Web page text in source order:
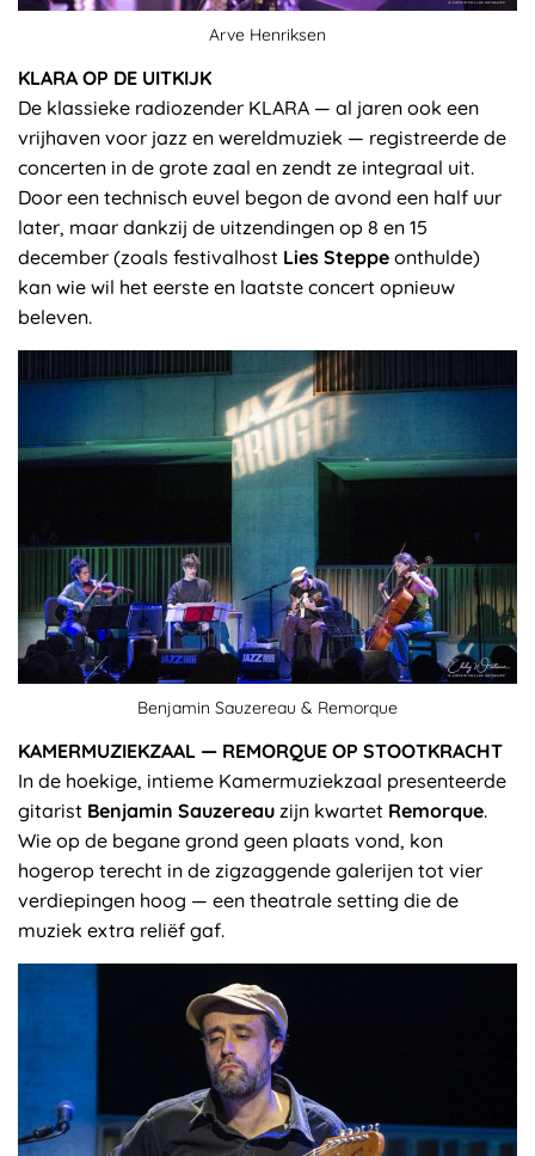
Arve Henriksen
KLARA OP DE UITKIJK
De klassieke radiozender KLARA — al jaren ook een
vrijhaven voor jazz en wereldmuziek — registreerde de
concerten in de grote zaal en zendt ze integraal uit.
Door een technisch euvel begon de avond een half uur
later, maar dankzij de uitzendingen op 8 en 15
december (zoals festivalhost Lies Steppe onthulde)
kan wie wil het eerste en laatste concert opnieuw
beleven.
Benjamin Sauzereau & Remorque
KAMERMUZIEKZAAL — REMORQUE OP STOOTKRACHT
In de hoekige, intieme Kamermuziekzaal presenteerde
gitarist Benjamin Sauzereau zijn kwartet Remorque.
Wie op de begane grond geen plaats vond, kon
hogerop terecht in de zigzaggende galerijen tot vier
verdiepingen hoog — een theatrale setting die de
muziek extra reliëf gaf.